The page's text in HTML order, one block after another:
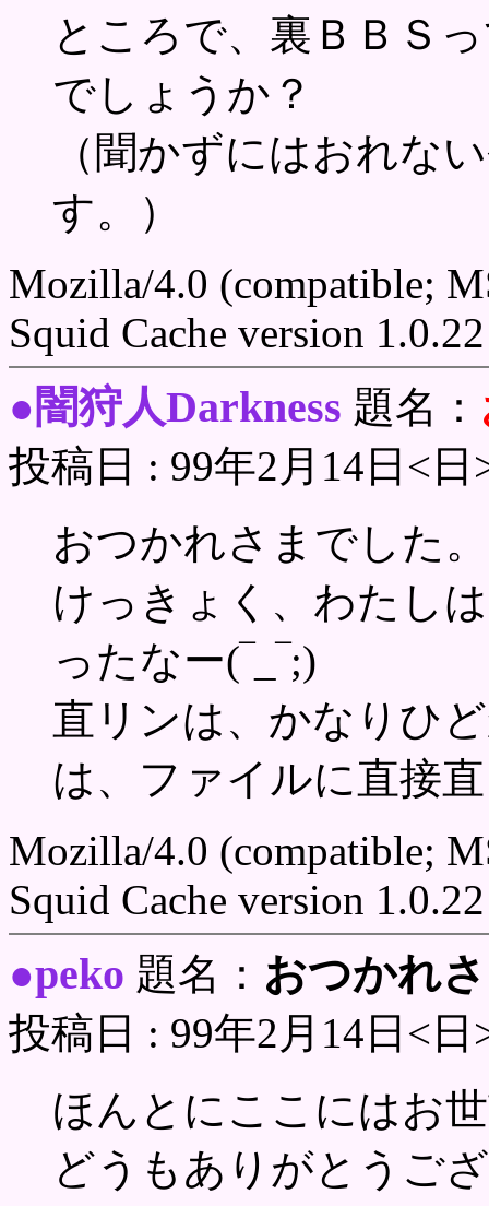
ところで、裏ＢＢＳ
でしょうか？
（聞かずにはおれな
す。）
Mozilla/4.0 (compatible;
Squid Cache version 1.0.22
●闇狩人Darkness 題名：
投稿日 : 99年2月14日<日
おつかれさまでした。
けっきょく、わたし
ったなー(‾_‾;)
直リンは、かなりひ
は、ファイルに直接
Mozilla/4.0 (compatible;
Squid Cache version 1.0.22
●peko 題名： おつかれ
投稿日 : 99年2月14日<日
ほんとにここにはお
どうもありがとうご